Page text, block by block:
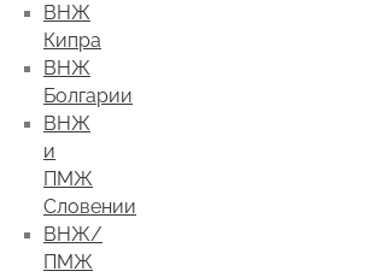
ВНЖ
Кипра
ВНЖ
Болгарии
ВНЖ
и
ПМЖ
Словении
ВНЖ/
ПМЖ